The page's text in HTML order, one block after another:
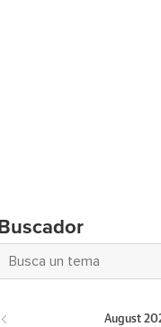
Buscador
August